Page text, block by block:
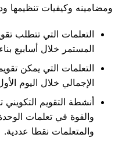
ومضامينه وكيفيات تنظيمها
التعلمات التي تتطلب
المستمر خلال أسابيع
التعلمات التي يمكن
الإجمالي خلال اليوم
أنشطة التقويم
والقوة في تعلمات
والمتعلمات نقطا عددية.